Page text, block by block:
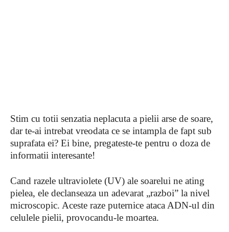
Stim cu totii senzatia neplacuta a pielii arse de soare,
dar te-ai intrebat vreodata ce se intampla de fapt sub
suprafata ei? Ei bine, pregateste-te pentru o doza de
informatii interesante!
Cand razele ultraviolete (UV) ale soarelui ne ating
pielea, ele declanseaza un adevarat „razboi” la nivel
microscopic. Aceste raze puternice ataca ADN-ul din
celulele pielii, provocandu-le moartea.